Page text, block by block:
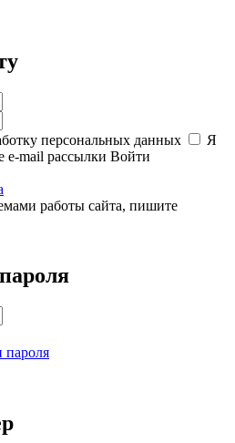
персональных данных
Я
e-mail рассылки Войти
работы сайта, пишите